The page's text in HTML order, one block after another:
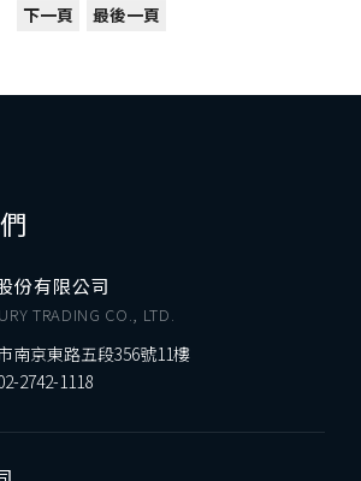
下一頁
最後一頁
份有限公司
TRADING CO., LTD.
南京東路五段356號11樓
2742-1118